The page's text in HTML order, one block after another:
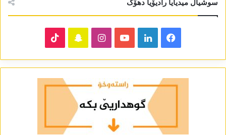
سوشیال میدیایا رادیۆیا دھۆک
Facebook
LinkedIn
YouTube
Instagram
Snapchat